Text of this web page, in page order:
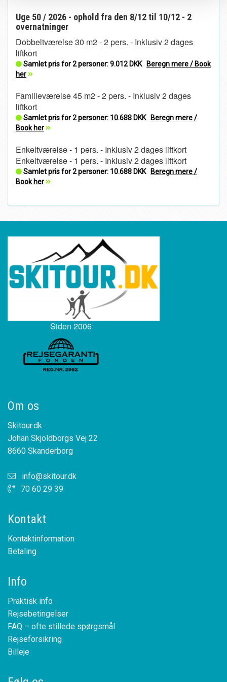
Uge 50 / 2026 - ophold fra den 8/12 til 10/12 - 2
overnatninger
Dobbeltværelse 30 m2 - 2 pers. - Inklusiv 2 dages
liftkort
Samlet pris for 2 personer:9.012 DKK Beregn mere / Book
her
Familieværelse 45 m2 - 2 pers. - Inklusiv 2 dages
liftkort
Samlet pris for 2 personer: 10.688 DKK Beregn mere /
Book her
Enkeltværelse - 1 pers. - Inklusiv 2 dages liftkort
Enkeltværelse - 1 pers. - Inklusiv 2 dages liftkort
Samlet pris for 2 personer: 10.688 DKK Beregn mere /
Book her
Siden 2006
Om os
Skitour.dk
Johan Skjoldborgs Vej 22
8660 Skanderborg
info@skitour.dk
70 60 29 39
Kontakt
Kontaktinformation
Betaling
Info
Praktisk info
Rejsebetingelser
FAQ – ofte stillede spørgsmål
Rejseforsikring
Billeje